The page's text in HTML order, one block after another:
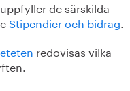
de särskilda
Stipendier och bidrag.
redovisas vilka